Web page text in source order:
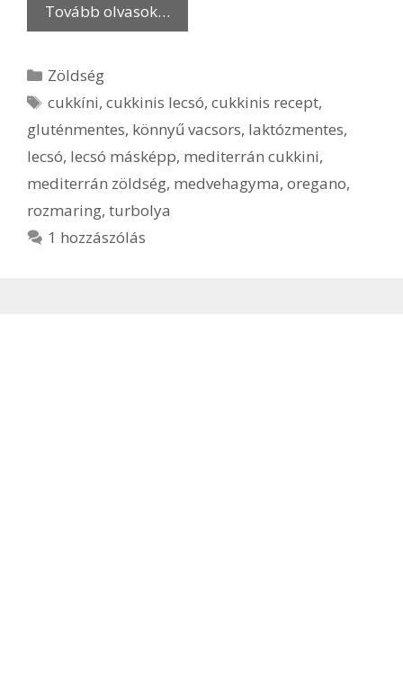
Tovább olvasok…
Kategória
Zöldség
Címkék
cukkíni,cukkinis lecsó,cukkinis recept,
gluténmentes, könnyű vacsors, laktózmentes,
lecsó, lecsó másképp, mediterrán cukkini,
mediterrán zöldség, medvehagyma, oregano,
rozmaring, turbolya
1 hozzászólás